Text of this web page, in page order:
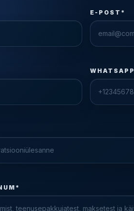
E-POST*
WHATSAPP
fields.